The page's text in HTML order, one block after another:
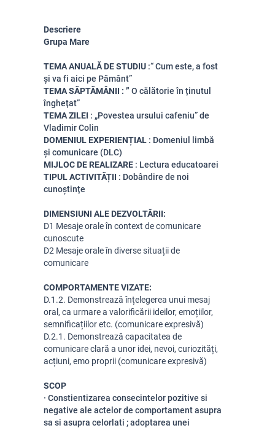
Descriere
Grupa Mare
TEMA ANUALĂ DE STUDIU :“Cum este, a fost
și va fi aici pe Pământ”
TEMA SĂPTĂMÂNII : ” O călătorie în ținutul
înghețat”
TEMA ZILEI : „Povestea ursului cafeniu” de
Vladimir Colin
DOMENIUL EXPERIENȚIAL : Domeniul limbă
și comunicare (DLC)
MIJLOC DE REALIZARE : Lectura educatoarei
TIPUL ACTIVITĂȚII : Dobândire de noi
cunoștințe
DIMENSIUNI ALE DEZVOLTĂRII:
D1 Mesaje orale în context de comunicare
cunoscute
D2 Mesaje orale în diverse situații de
comunicare
COMPORTAMENTE VIZATE:
D.1.2. Demonstrează înțelegerea unui mesaj
oral, ca urmare a valorificării ideilor, emoțiilor,
semnificațiilor etc. (comunicare expresivă)
D.2.1. Demonstrează capacitatea de
comunicare clară a unor idei, nevoi, curiozități,
acțiuni, emo proprii (comunicare expresivă)
SCOP
· Constientizarea consecintelor pozitive si
negative ale actelor de comportament asupra
sa si asupra celorlati ; adoptarea unei